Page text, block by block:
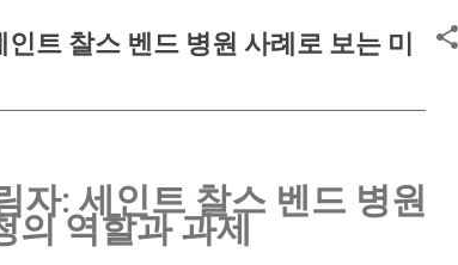
트 찰스 벤드 병원 사례로 보는 미
자: 세인트 찰스 벤드 병원
의 역할과 과제